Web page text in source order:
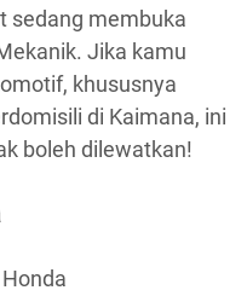
sedang membuka
Jika kamu
khususnya
di Kaimana, ini
boleh dilewatkan!